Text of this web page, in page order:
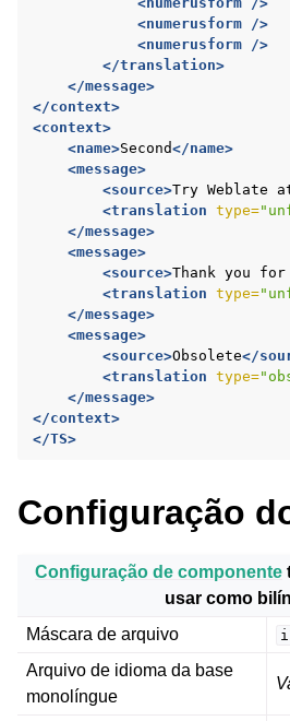
<numerusform
/>
<numerusform
/>
</translation>
</message>
</context>
<context>
<name>Second</name>
<message>
<source>Try Weblate
<translation type=
</message>
<message>
<source>Thank you for
<translation type=
</message>
<message>
<source>Obsolete</
<translation type=
</message>
</context>
</TS>
Configuração
Configuração de componente
usar como
Máscara de arquivo
Arquivo de idioma da base
monolíngue